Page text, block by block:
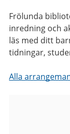
Frölunda
inredning och
läs med ditt
tidningar,
Alla